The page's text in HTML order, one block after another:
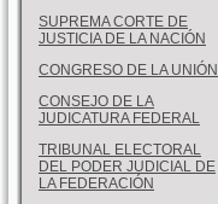
SUPREMA CORTE DE
JUSTICIA DE LA NACIÓN
CONGRESO DE LA UNIÓN
CONSEJO DE LA
JUDICATURA FEDERAL
TRIBUNAL ELECTORAL
DEL PODER JUDICIAL DE
LA FEDERACIÓN